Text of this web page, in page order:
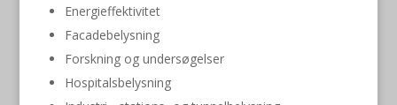
Energieffektivitet
Facadebelysning
Forskning og undersøgelser
Hospitalsbelysning